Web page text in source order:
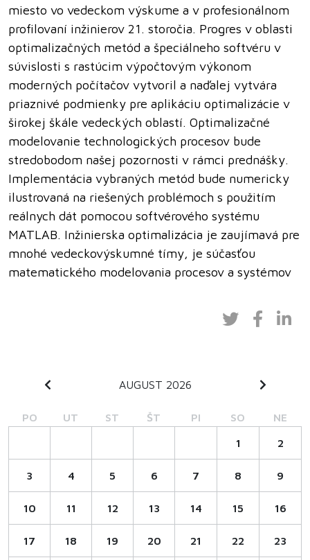
miesto vo vedeckom výskume a v profesionálnom
profilovaní inžinierov 21. storočia. Progres v oblasti
optimalizačných metód a špeciálneho softvéru v
súvislosti s rastúcim výpočtovým výkonom
moderných počítačov vytvoril a naďalej vytvára
priaznivé podmienky pre aplikáciu optimalizácie v
širokej škále vedeckých oblastí. Optimalizačné
modelovanie technologických procesov bude
stredobodom našej pozornosti v rámci prednášky.
Implementácia vybraných metód bude numericky
ilustrovaná na riešených problémoch s použitím
reálnych dát pomocou softvérového systému
MATLAB. Inžinierska optimalizácia je zaujímavá pre
mnohé vedeckovýskumné tímy, je súčasťou
matematického modelovania procesov a systémov
AUGUST 2026
PO UT ST ŠT PI SO NE
1 2
3 4 5 6 7 8 9
10 11 12 13 14 15 16
17 18 19 20 21 22 23